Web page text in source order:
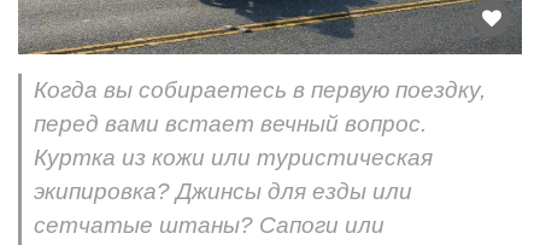
Когда вы собираетесь в первую поездку,
перед вами встает вечный вопрос.
Куртка из кожи или туристическая
экипировка? Джинсы для езды или
сетчатые штаны? Сапоги или